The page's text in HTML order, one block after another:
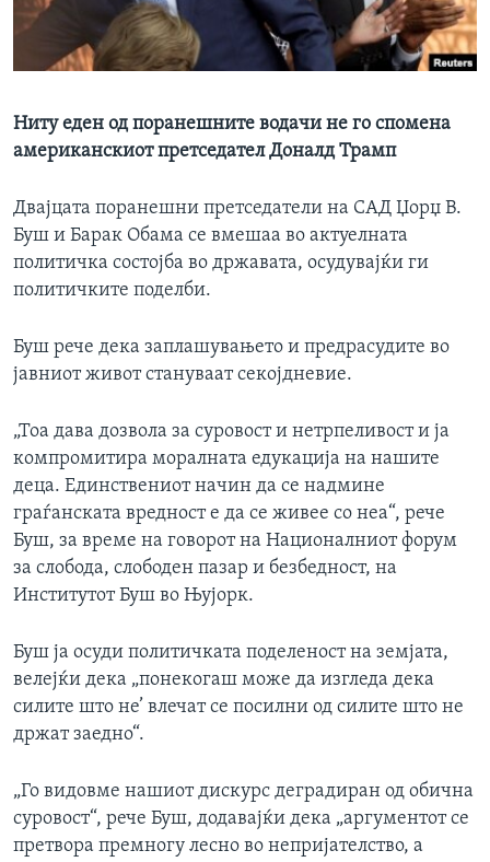
ИНТЕРВЈУА
Јазици
Ниту еден од поранешните водачи не го спомена
американскиот претседател Доналд Трамп
Двајцата поранешни претседатели на САД Џорџ В.
Буш и Барак Обама се вмешаа во актуелната
политичка состојба во државата, осудувајќи ги
политичките поделби.
Буш рече дека заплашувањето и предрасудите во
јавниот живот стануваат секојдневие.
„Тоа дава дозвола за суровост и нетрпеливост и ја
компромитира моралната едукација на нашите
деца. Единствениот начин да се надмине
граѓанската вредност е да се живее со неа“, рече
Буш, за време на говорот на Националниот форум
за слобода, слободен пазар и безбедност, на
Институтот Буш во Њујорк.
Буш ја осуди политичката поделеност на земјата,
велејќи дека „понекогаш може да изгледа дека
силите што не’ влечат се посилни од силите што не
држат заедно“.
„Го видовме нашиот дискурс деградиран од обична
суровост“, рече Буш, додавајќи дека „аргументот се
претвора премногу лесно во непријателство, а